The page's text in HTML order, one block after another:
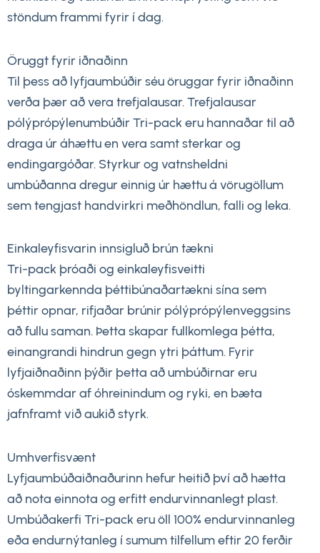
stöndum frammi fyrir í dag.
Öruggt fyrir iðnaðinn
Til þess að lyfjaumbúðir séu öruggar fyrir iðnaðinn
verða þær að vera trefjalausar. Trefjalausar
pólýprópýlenumbúðir Tri-pack eru hannaðar til að
draga úr áhættu en vera samt sterkar og
endingargóðar. Styrkur og vatnsheldni
umbúðanna dregur einnig úr hættu á vörugöllum
sem tengjast handvirkri meðhöndlun, falli og leka.
Einkaleyfisvarin innsigluð brún tækni
Tri-pack þróaði og einkaleyfisveitti
byltingarkennda þéttibúnaðartækni sína sem
þéttir opnar, rifjaðar brúnir pólýprópýlenveggsins
að fullu saman. Þetta skapar fullkomlega þétta,
einangrandi hindrun gegn ytri þáttum. Fyrir
lyfjaiðnaðinn þýðir þetta að umbúðirnar eru
óskemmdar af óhreinindum og ryki, en bæta
jafnframt við aukið styrk.
Umhverfisvænt
Lyfjaumbúðaiðnaðurinn hefur heitið því að hætta
að nota einnota og erfitt endurvinnanlegt plast.
Umbúðakerfi Tri-pack eru öll 100% endurvinnanleg
eða endurnýtanleg í sumum tilfellum eftir 20 ferðir